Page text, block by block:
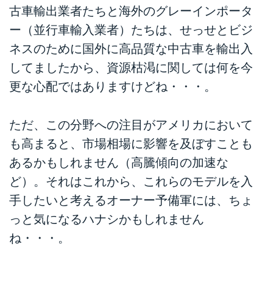
古車輸出業者たちと海外のグレーインポータ
ー（並行車輸入業者）たちは、せっせとビジ
ネスのために国外に高品質な中古車を輸出入
してましたから、資源枯渇に関しては何を今
更な心配ではありますけどね・・・。
ただ、この分野への注目がアメリカにおいて
も高まると、市場相場に影響を及ぼすことも
あるかもしれません（高騰傾向の加速な
ど）。それはこれから、これらのモデルを入
手したいと考えるオーナー予備軍には、ちょ
っと気になるハナシかもしれません
ね・・・。